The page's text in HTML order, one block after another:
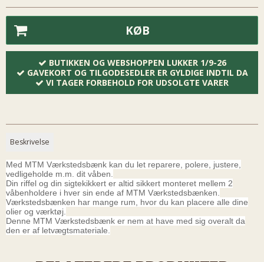
KØB
BUTIKKEN OG WEBSHOPPEN LUKKER 1/9-26
GAVEKORT OG TILGODESEDLER ER GYLDIGE INDTIL DA
VI TAGER FORBEHOLD FOR UDSOLGTE VARER
Beskrivelse
Med MTM Værkstedsbænk kan du let reparere, polere, justere,
vedligeholde m.m. dit våben.
Din riffel og din sigtekikkert er altid sikkert monteret mellem 2
våbenholdere i hver sin ende af MTM Værkstedsbænken.
Værkstedsbænken har mange rum, hvor du kan placere alle dine
olier og værktøj.
Denne MTM Værkstedsbænk er nem at have med sig overalt da
den er af letvægtsmateriale.